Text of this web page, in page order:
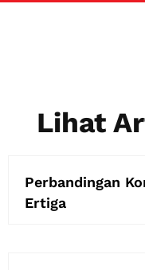
Lihat
Perbandingan
Ertiga